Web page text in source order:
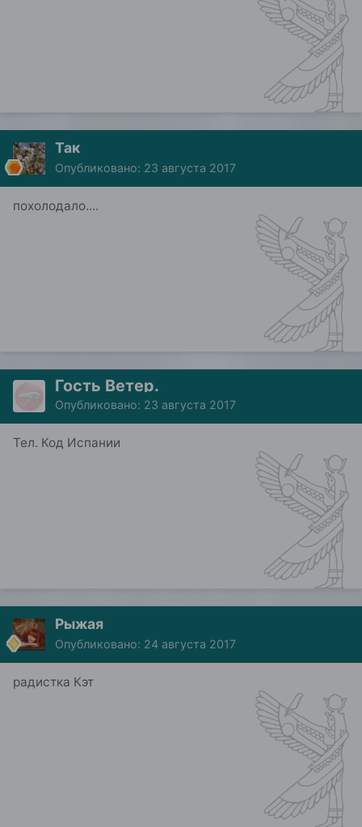
Так
Опубликовано: 23 августа 2017
похолодало....
Гость Ветер.
Опубликовано: 23 августа 2017
Тел. Код Испании
Рыжая
Опубликовано: 24 августа 2017
радистка Кэт